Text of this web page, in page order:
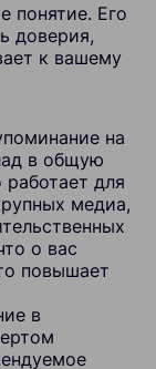
понятие. Его
доверия,
к вашему
на
в общую
для
медиа,
о вас
повышает
в